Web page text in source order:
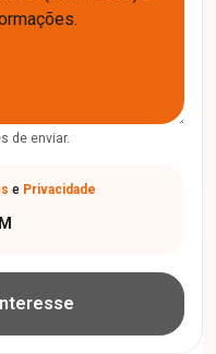
de enviar.
e Privacidade